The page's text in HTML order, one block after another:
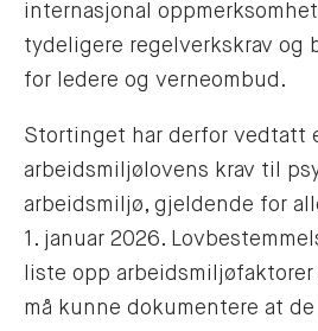
internasjonal
tydeligere regelverkskrav og
for ledere og verneombud.
Stortinget har derfor vedtatt
arbeidsmiljølovens krav til
arbeidsmiljø, gjeldende for
1. januar 2026.
liste opp
må kunne dokumentere at